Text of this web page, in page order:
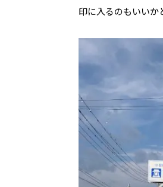
印に入るのもいいか